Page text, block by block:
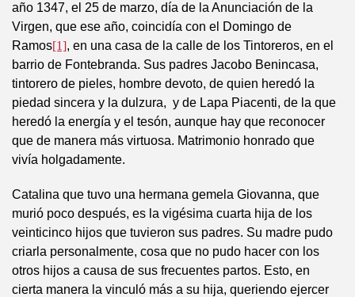
año 1347, el 25 de marzo, día de la Anunciación de la
Virgen, que ese año, coincidía con el Domingo de
Ramos[1], en una casa de la calle de los Tintoreros, en el
barrio de Fontebranda. Sus padres Jacobo Benincasa,
tintorero de pieles, hombre devoto, de quien heredó la
piedad sincera y la dulzura, y de Lapa Piacenti, de la que
heredó la energía y el tesón, aunque hay que reconocer
que de manera más virtuosa. Matrimonio honrado que
vivía holgadamente.
Catalina que tuvo una hermana gemela Giovanna, que
murió poco después, es la vigésima cuarta hija de los
veinticinco hijos que tuvieron sus padres. Su madre pudo
criarla personalmente, cosa que no pudo hacer con los
otros hijos a causa de sus frecuentes partos. Esto, en
cierta manera la vinculó más a su hija, queriendo ejercer